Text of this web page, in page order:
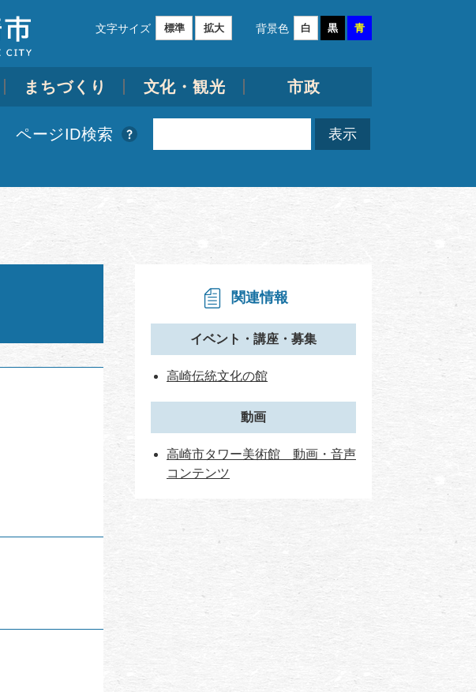
文字サイズ 標準 拡大 背景色 白 黒 青
まちづくり 文化・観光 市政
ページID検索
関連情報
イベント・講座・募集
高崎伝統文化の館
動画
高崎市タワー美術館 動画・音声
コンテンツ